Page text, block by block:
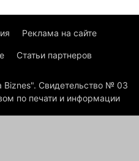
Реклама на сайте
Статьи партнеров
Свидетельство № 03
по печати и информации